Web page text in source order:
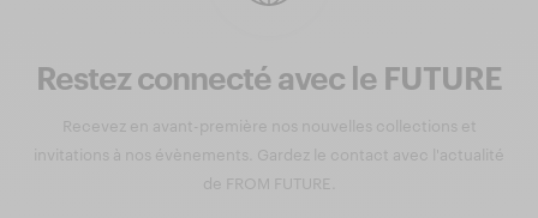
Restez connecté avec le FUTURE
Recevez en avant-première nos nouvelles collections et
invitations à nos évènements. Gardez le contact avec l'actualité
de FROM FUTURE.